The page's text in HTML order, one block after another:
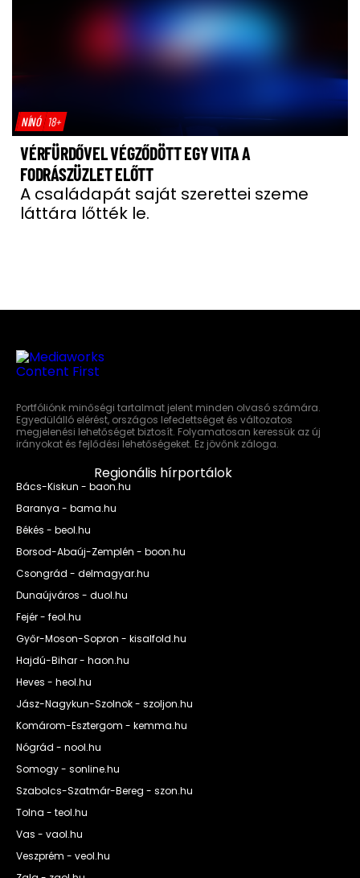
NÍNÓ 18+
VÉRFÜRDŐVEL VÉGZŐDÖTT EGY VITA A
FODRÁSZÜZLET ELŐTT
A családapát saját szerettei szeme
láttára lőtték le.
Portfóliónk minőségi tartalmat jelent minden olvasó számára.
Egyedülálló elérést, országos lefedettséget és változatos
megjelenési lehetőséget biztosít. Folyamatosan keressük az új
irányokat és fejlődési lehetőségeket. Ez jövőnk záloga.
Regionális hírportálok
Bács-Kiskun - baon.hu
Baranya - bama.hu
Békés - beol.hu
Borsod-Abaúj-Zemplén - boon.hu
Csongrád - delmagyar.hu
Dunaújváros - duol.hu
Fejér - feol.hu
Győr-Moson-Sopron - kisalfold.hu
Hajdú-Bihar - haon.hu
Heves - heol.hu
Jász-Nagykun-Szolnok - szoljon.hu
Komárom-Esztergom - kemma.hu
Nógrád - nool.hu
Somogy - sonline.hu
Szabolcs-Szatmár-Bereg - szon.hu
Tolna - teol.hu
Vas - vaol.hu
Veszprém - veol.hu